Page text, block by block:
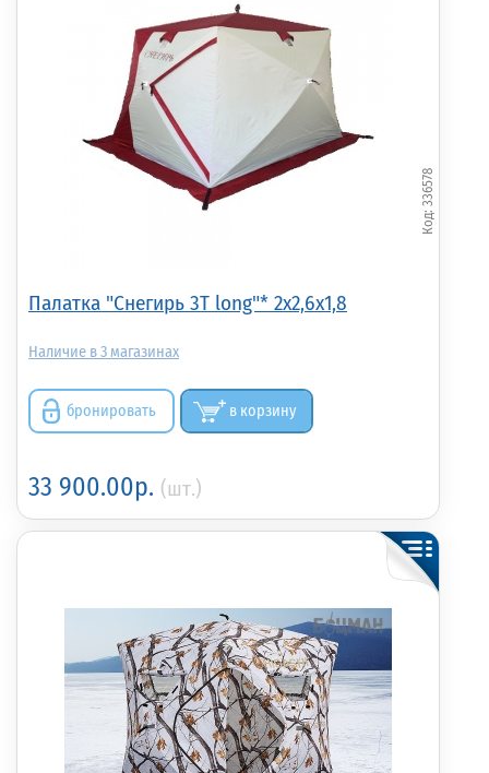
Палатка "Снегирь 3Т long"* 2x2,6x1,8
336578
3
бронировать в корзину
33 900.00р. (шт.)